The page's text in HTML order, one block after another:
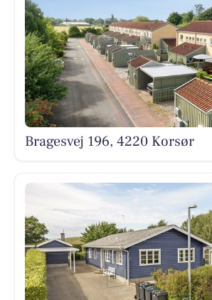
Bragesvej 196, 4220 Korsør